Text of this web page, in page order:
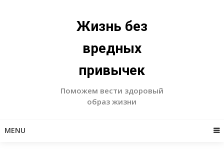
Жизнь без
вредных
привычек
Поможем вести здоровый
образ жизни
MENU